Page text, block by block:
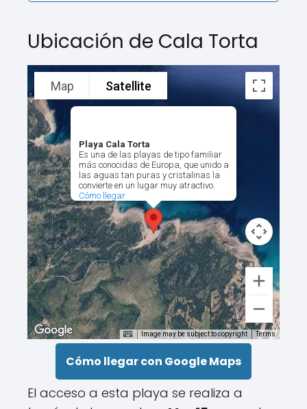
Ubicación de Cala Torta
Playa Cala Torta
Es una de las playas de tipo familiar
más conocidas de Europa, que unido a
las aguas tan puras y cristalinas la
convierte en un lugar muy atractivo.
Cómo llegar
Map Satellite
Image may be subject to copyright Terms
Cómo llegar con Google Maps
El acceso a esta playa se realiza a